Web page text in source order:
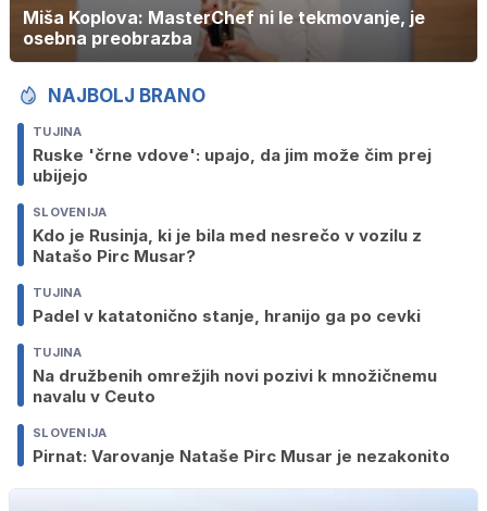
Miša Koplova: MasterChef ni le tekmovanje, je
osebna preobrazba
NAJBOLJ BRANO
TUJINA
Ruske 'črne vdove': upajo, da jim može čim prej
ubijejo
SLOVENIJA
Kdo je Rusinja, ki je bila med nesrečo v vozilu z
Natašo Pirc Musar?
TUJINA
Padel v katatonično stanje, hranijo ga po cevki
TUJINA
Na družbenih omrežjih novi pozivi k množičnemu
navalu v Ceuto
SLOVENIJA
Pirnat: Varovanje Nataše Pirc Musar je nezakonito